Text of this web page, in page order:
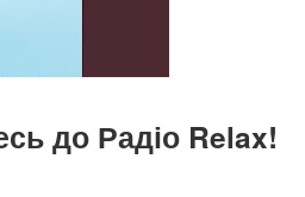
до Радіо Relax!